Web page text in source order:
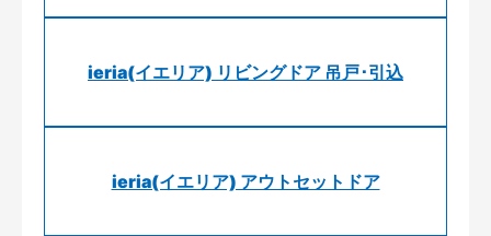
ieria(イエリア) リビングドア 吊戸･引込
ieria(イエリア) アウトセットドア